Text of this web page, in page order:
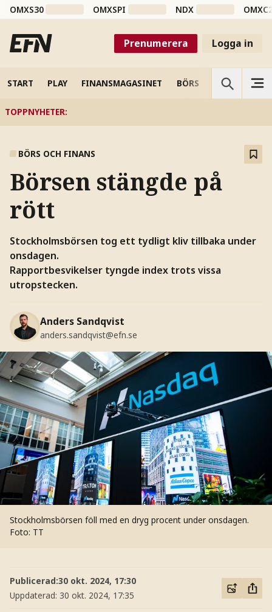
OMXS30 OMXSPI NDX
Prenumerera Logga in
START PLAY FINANSMAGASINET BÖRS VETENSKAP
TOPPNYHETER:
BÖRS OCH FINANS
Börsen stängde på
rött
Stockholmsbörsen tog ett tydligt kliv tillbaka under
onsdagen.
Rapportbesvikelser tyngde index trots vissa
utropstecken.
Anders Sandqvist
anders.sandqvist@efn.se
Stockholmsbörsen föll med en dryg procent under onsdagen.
Foto: TT
Publicerad:30 okt. 2024, 17:30
Uppdaterad: 30 okt. 2024, 17:35